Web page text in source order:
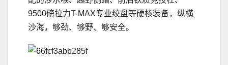
9500磅拉力T-MAX专业绞盘等硬核装备，纵横
沙海，够劲、够野、够安全。